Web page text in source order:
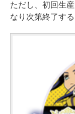
ただし、初回生
なり次第終了する